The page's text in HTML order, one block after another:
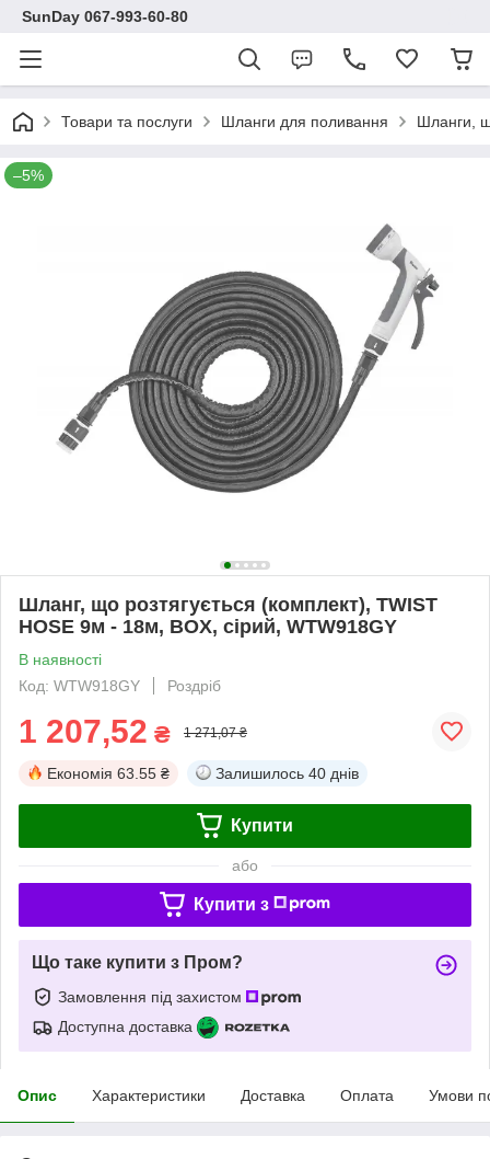
SunDay 067-993-60-80
Товари та послуги Шланги для поливання Шланги,
–5%
Шланг, що розтягується (комплект), TWIST
HOSE 9м - 18м, BOX, сірий, WTW918GY
В наявності
Код: WTW918GY
Роздріб
1 207,52 ₴ 1 271,07 ₴
Економія 63.55 ₴ Залишилось 40 днів
Купити
або
Купити з
Що таке купити з Пром?
Замовлення під захистом
Доступна доставка
Опис Характеристики Доставка Оплата Умови